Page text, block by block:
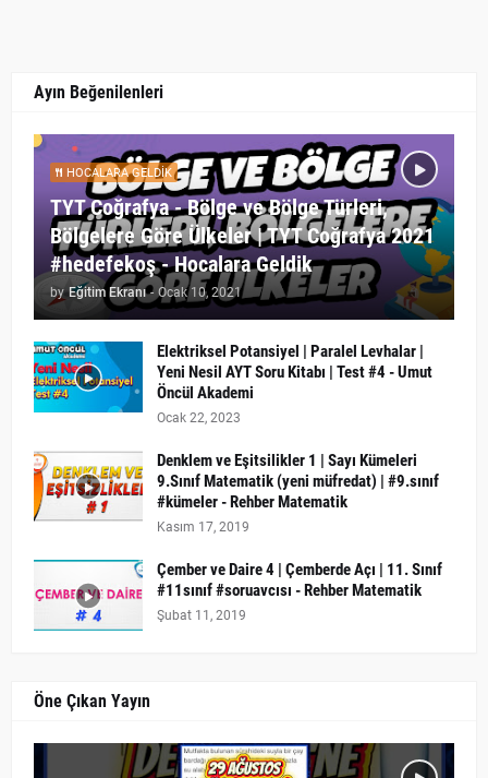
Ayın Beğenilenleri
HOCALARA GELDIK
TYT Coğrafya - Bölge ve Bölge Türleri,
Bölgelere Göre Ülkeler | TYT Coğrafya 2021
#hedefekoş - Hocalara Geldik
by Eğitim Ekranı - Ocak 10, 2021
Elektriksel Potansiyel | Paralel Levhalar |
Yeni Nesil AYT Soru Kitabı | Test #4 - Umut
Öncül Akademi
Ocak 22, 2023
Denklem ve Eşitsilikler 1 | Sayı Kümeleri
9.Sınıf Matematik (yeni müfredat) | #9.sınıf
#kümeler - Rehber Matematik
Kasım 17, 2019
Çember ve Daire 4 | Çemberde Açı | 11. Sınıf
#11sınıf #soruavcısı - Rehber Matematik
Şubat 11, 2019
Öne Çıkan Yayın